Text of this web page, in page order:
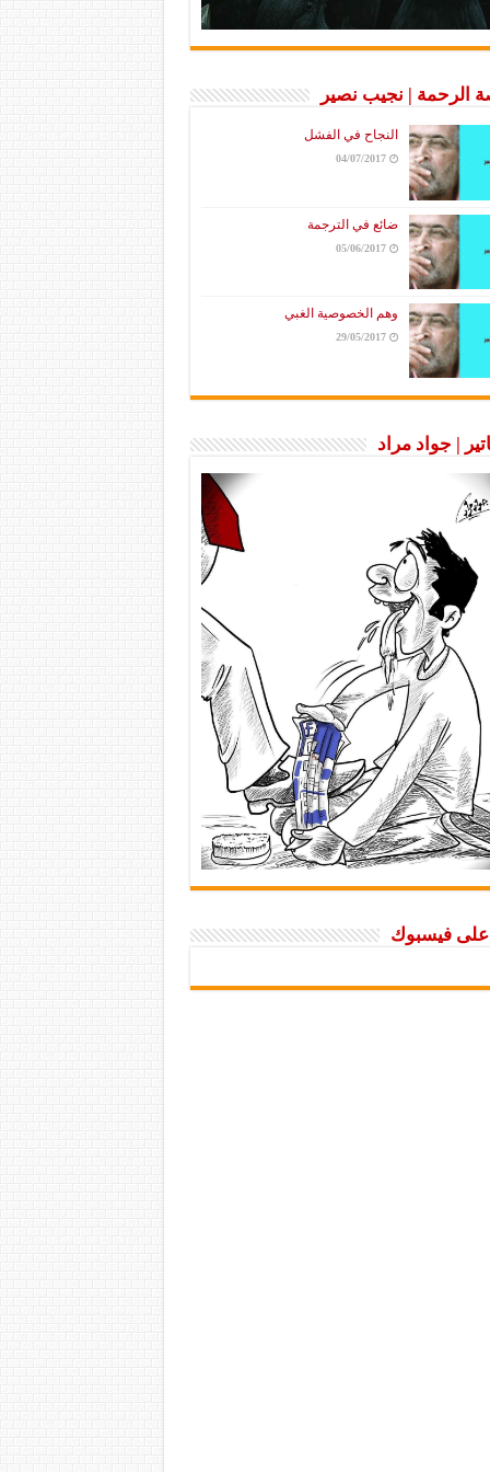
الرحمة | نجيب نصير
النجاح في الفشل
04/07/2017
ضائع في الترجمة
05/06/2017
وهم الخصوصية الغبي
29/05/2017
| جواد مراد
على فيسبوك